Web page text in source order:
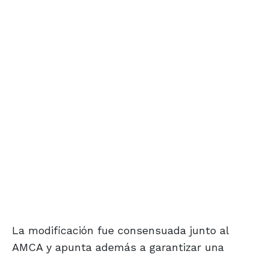
La modificación fue consensuada junto al
AMCA y apunta además a garantizar una